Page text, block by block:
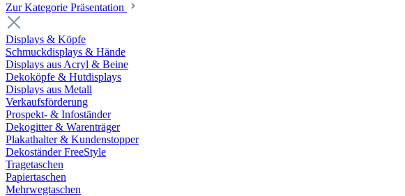
Zur Kategorie Präsentation
Displays & Köpfe
Schmuckdisplays & Hände
Displays aus Acryl & Beine
Dekoköpfe & Hutdisplays
Displays aus Metall
Verkaufsförderung
Prospekt- & Infoständer
Dekogitter & Warenträger
Plakathalter & Kundenstopper
Dekoständer FreeStyle
Tragetaschen
Papiertaschen
Mehrwegtaschen